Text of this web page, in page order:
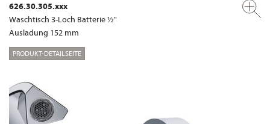
626.30.305.xxx
Waschtisch 3-Loch Batterie ½"
Ausladung 152 mm
PRODUKT-DETAILSEITE